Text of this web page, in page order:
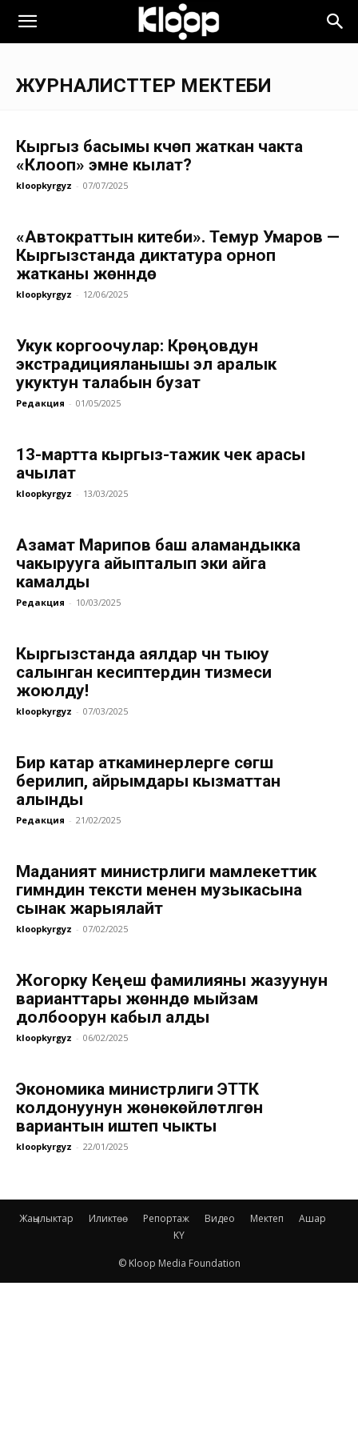
ЖУРНАЛИСТТЕР МЕКТЕБИ
Кыргыз басымы күчөп жаткан чакта
«Клооп» эмне кылат?
kloopkyrgyz - 07/07/2025
«Автократтын китеби». Темур Умаров —
Кыргызстанда диктатура орноп
жатканы жөнүндө
kloopkyrgyz - 12/06/2025
Укук коргоочулар: Күрөңовдун
экстрадицияланышы эл аралык
укуктун талабын бузат
Редакция - 01/05/2025
13-мартта кыргыз-тажик чек арасы
ачылат
kloopkyrgyz - 13/03/2025
Азамат Марипов баш аламандыкка
чакырууга айыпталып эки айга
камалды
Редакция - 10/03/2025
Кыргызстанда аялдар үчүн тыюу
салынган кесиптердин тизмеси
жоюлду!
kloopkyrgyz - 07/03/2025
Бир катар аткаминерлерге сөгүш
берилип, айрымдары кызматтан
алынды
Редакция - 21/02/2025
Маданият министрлиги мамлекеттик
гимндин тексти менен музыкасына
сынак жарыялайт
kloopkyrgyz - 07/02/2025
Жогорку Кеңеш фамилияны жазуунун
варианттары жөнүндө мыйзам
долбоорун кабыл алды
kloopkyrgyz - 06/02/2025
Экономика министрлиги ЭТТК
колдонуунун жөнөкөйлөтүлгөн
вариантын иштеп чыкты
kloopkyrgyz - 22/01/2025
Жаңылыктар Иликтөө Репортаж Видео Мектеп
Ашар
KY
© Kloop Media Foundation